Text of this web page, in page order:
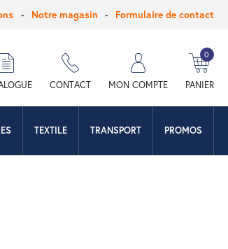
Notre magasin Formulaire de contact
CONTACT MON COMPTE PANIER
0
TEXTILE TRANSPORT PROMOS